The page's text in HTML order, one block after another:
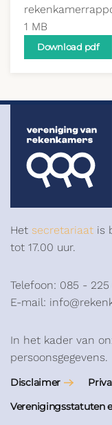
1 MB
Download pdf
Het secretariaat is
tot 17.00 uur.
Telefoon: 085 - 225
E-mail:
In het kader van
persoonsgegevens.
Disclaimer
Verenigingsstatuten